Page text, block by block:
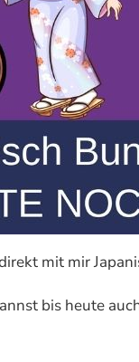
mit mir
bis heute